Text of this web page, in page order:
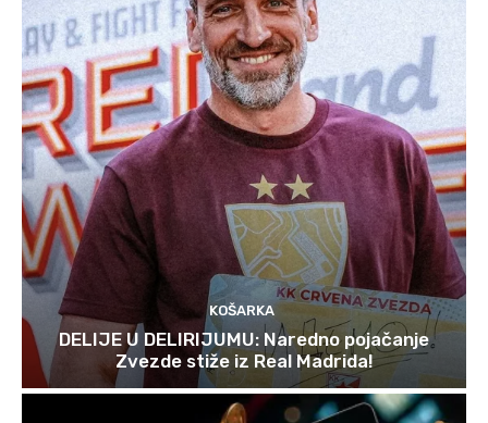
KOŠARKA
DELIJE U DELIRIJUMU: Naredno pojačanje
Zvezde stiže iz Real Madrida!